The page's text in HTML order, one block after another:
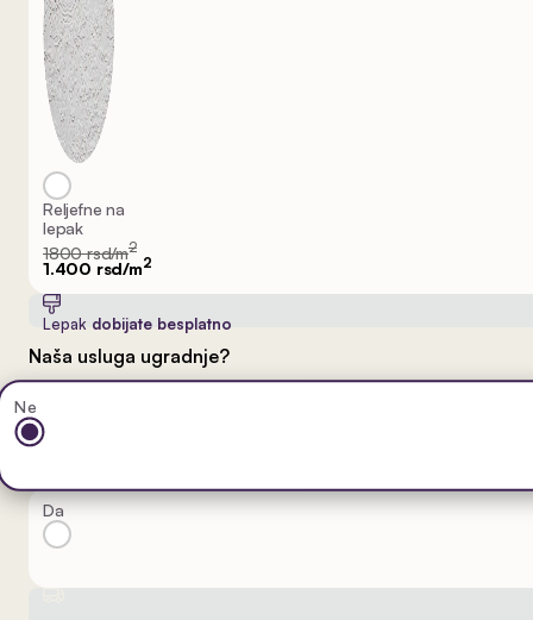
Reljefne na
lepak
1800 rsd/m2
1.400 rsd/m2
Lepak dobijate besplatno
Naša usluga ugradnje?
Ne
Da